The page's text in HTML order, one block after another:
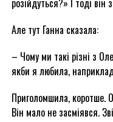
розійдуться?» І тоді
Але тут Ганна сказала:
– Чому ми такі різні з
якби я любила,
Приголомшила, коротше.
Він мало не засміявся.